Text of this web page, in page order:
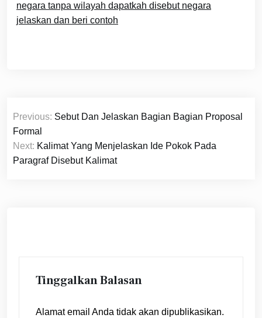
negara tanpa wilayah dapatkah disebut negara
jelaskan dan beri contoh
Navigasi
pos
Previous: Sebut Dan Jelaskan Bagian Bagian Proposal
Formal
Next: Kalimat Yang Menjelaskan Ide Pokok Pada
Paragraf Disebut Kalimat
Tinggalkan Balasan
Alamat email Anda tidak akan dipublikasikan.